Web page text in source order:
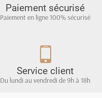
Paiement sécurisé
Paiement en ligne 100% sécurisé
Service client
Du lundi au vendredi de 9h à 18h